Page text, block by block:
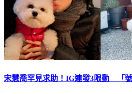
宋慧喬罕見求助！IG連發3限動 「